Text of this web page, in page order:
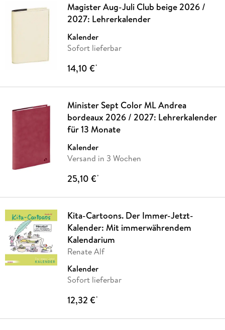
Magister Aug-Juli Club beige 2026 /
2027: Lehrerkalender
Kalender
Sofort lieferbar
14,10 €*
Minister Sept Color ML Andrea
bordeaux 2026 / 2027: Lehrerkalender
für 13 Monate
Kalender
Versand in 3 Wochen
25,10 €*
Kita-Cartoons. Der Immer-Jetzt-
Kalender: Mit immerwährendem
Kalendarium
Renate Alf
Kalender
Sofort lieferbar
12,32 €*